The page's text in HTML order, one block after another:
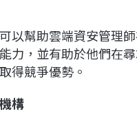
以幫助雲端資安管理
力，並有助於他們在
得競爭優勢。
構